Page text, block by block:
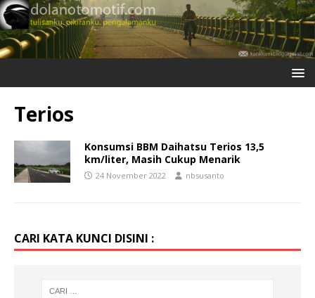
Terios
Konsumsi BBM Daihatsu Terios 13,5
km/liter, Masih Cukup Menarik
24 November 2022 nbsusanto
CARI KATA KUNCI DISINI :